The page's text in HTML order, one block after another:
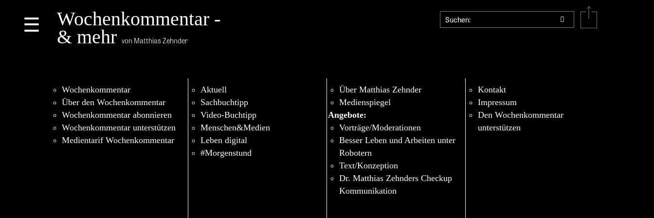
☰
Wochenkommentar -
& mehr von Matthias Zehnder
Wochenkommentar
Über den Wochenkommentar
Wochenkommentar abonnieren
Wochenkommentar unterstützen
Medientarif Wochenkommentar
Aktuell
Sachbuchtipp
Video-Buchtipp
Menschen&Medien
Leben digital
#Morgenstund
Über Matthias Zehnder
Medienspiegel
Angebote:
Vorträge/Moderationen
Besser Leben und Arbeiten unter
Robotern
Text/Konzeption
Dr. Matthias Zehnders Checkup
Kommunikation
Kontakt
Impressum
Den Wochenkommentar
unterstützen